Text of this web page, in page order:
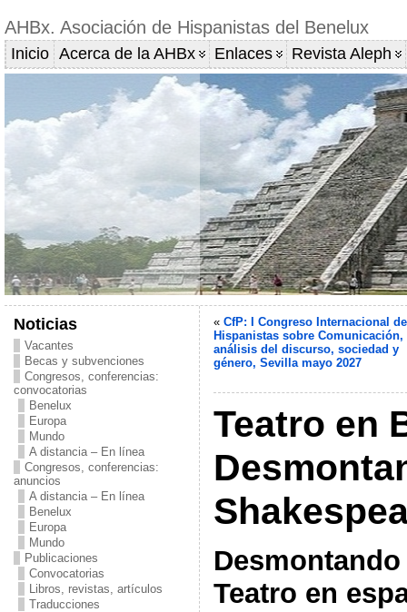
AHBx. Asociación de Hispanistas del Benelux
Inicio Acerca de la AHBx Enlaces Revista Aleph
Noticias
Vacantes
Becas y subvenciones
Congresos, conferencias:
convocatorias
Benelux
Europa
Mundo
A distancia – En línea
Congresos, conferencias:
anuncios
A distancia – En línea
Benelux
Europa
Mundo
Publicaciones
Convocatorias
Libros, revistas, artículos
Traducciones
« CfP: I Congreso Internacional de
Hispanistas sobre Comunicación,
análisis del discurso, sociedad y
género, Sevilla mayo 2027
Teatro en
Teatro en